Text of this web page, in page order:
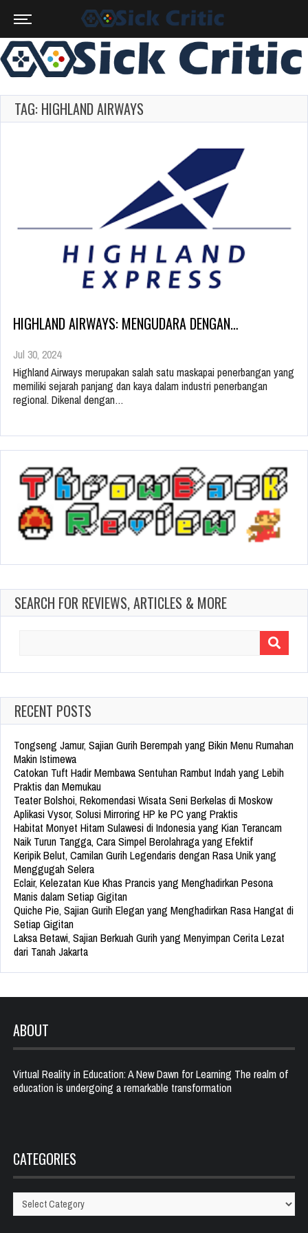
TAG: HIGHLAND AIRWAYS
HIGHLAND AIRWAYS: MENGUDARA DENGAN…
Jul 30, 2024
Highland Airways merupakan salah satu maskapai penerbangan yang
memiliki sejarah panjang dan kaya dalam industri penerbangan
regional. Dikenal dengan…
SEARCH FOR REVIEWS, ARTICLES & MORE
RECENT POSTS
Tongseng Jamur, Sajian Gurih Berempah yang Bikin Menu Rumahan
Makin Istimewa
Catokan Tuft Hadir Membawa Sentuhan Rambut Indah yang Lebih
Praktis dan Memukau
Teater Bolshoi, Rekomendasi Wisata Seni Berkelas di Moskow
Aplikasi Vysor, Solusi Mirroring HP ke PC yang Praktis
Habitat Monyet Hitam Sulawesi di Indonesia yang Kian Terancam
Naik Turun Tangga, Cara Simpel Berolahraga yang Efektif
Keripik Belut, Camilan Gurih Legendaris dengan Rasa Unik yang
Menggugah Selera
Eclair, Kelezatan Kue Khas Prancis yang Menghadirkan Pesona
Manis dalam Setiap Gigitan
Quiche Pie, Sajian Gurih Elegan yang Menghadirkan Rasa Hangat di
Setiap Gigitan
Laksa Betawi, Sajian Berkuah Gurih yang Menyimpan Cerita Lezat
dari Tanah Jakarta
ABOUT
Virtual Reality in Education: A New Dawn for Learning The realm of
education is undergoing a remarkable transformation
CATEGORIES
Categories